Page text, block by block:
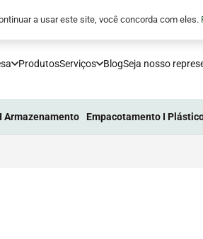
ProdutosServiços BlogSeja nosso
Armazenamento Empacotamento I
a usar este site, você concorda com eles.